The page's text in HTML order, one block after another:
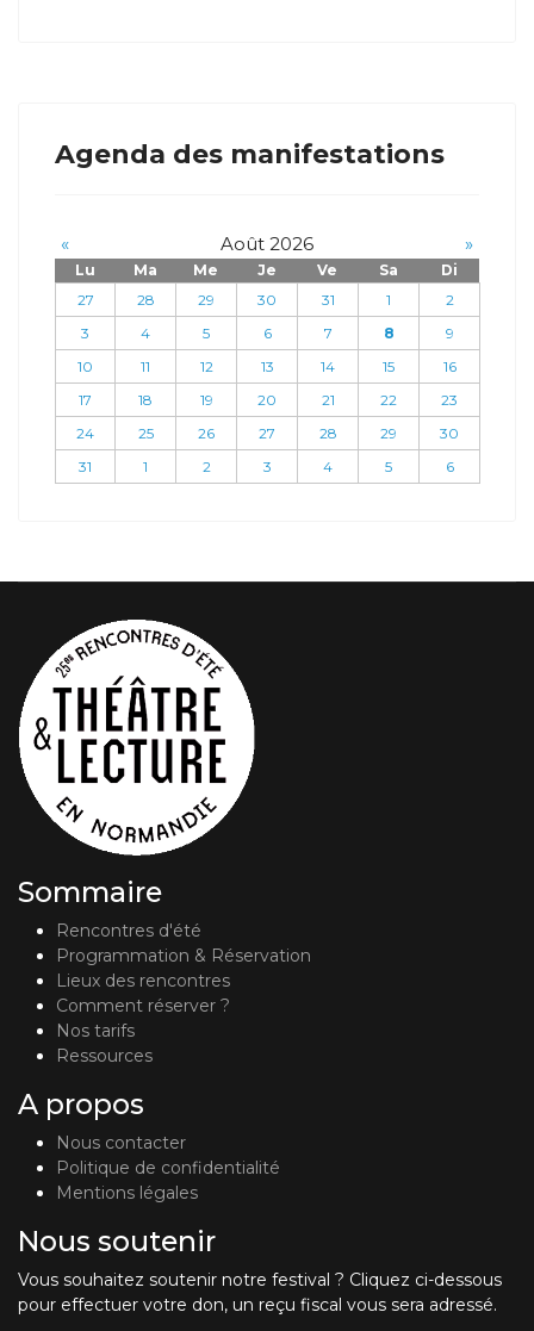
Agenda des manifestations
« Août 2026 »
Lu Ma Me Je Ve Sa
Di
27
28 29 30 31 1
2
3
4 5 6 7 8
9
10
11 12 13 14 15
16
17
18 19 20 21 22
23
24
25 26 27 28 29
30
31
1 2 3 4 5 6
Sommaire
Rencontres d'été
Programmation & Réservation
Lieux des rencontres
Comment réserver ?
Nos tarifs
Ressources
A propos
Nous contacter
Politique de confidentialité
Mentions légales
Nous soutenir
Vous souhaitez soutenir notre festival ? Cliquez ci-dessous
pour effectuer votre don, un reçu fiscal vous sera adressé.